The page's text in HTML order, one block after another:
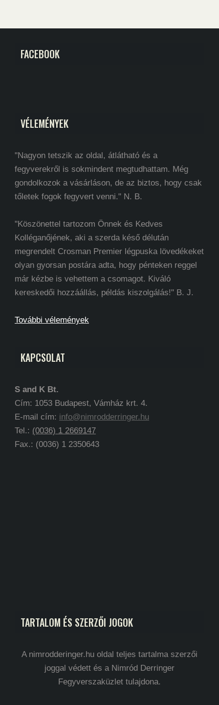
FACEBOOK
VÉLEMÉNYEK
"Nagyon tetszik az oldal, átlátható és a
fegyverekről is sokmindent megtudhattam. Még
gondolkozok a vásárláson, de az biztos, hogy csak
tőletek fogok fegyvert venni." N. B.
"Köszönettel tartozom Önnek és Kedves
Kolléganőjének, aki a szerda késő délután
megrendelt Crosman Premier légpuska lövedékeket
olyan gyorsan postára adta, hogy pénteken reggel
már kézbe is vehettem a csomagot. Kiváló
kereskedői hozzáállás, példás kiszolgálás!" B. J.
További vélemények
KAPCSOLAT
S and K Bt.
Cím: 1053 Budapest, Vámház krt. 4.
E-mail cím: info@nimrodderringer.hu
Tel.: (0036) 1 2669147
Fax.: (0036) 1 2350643
TARTALOM ÉS SZERZŐI JOGOK
A nimrodderinger.hu oldal teljes tartalma szerzői
joggal védett és a Nimród Derringer
Fegyverszaküzlet tulajdona.